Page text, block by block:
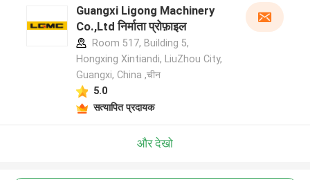
Guangxi Ligong Machinery
Co.,Ltd निर्माता प्रोफ़ाइल
Room 517, Building 5,
Hongxing Xintiandi, LiuZhou City,
Guangxi, China ,चीन
5.0
सत्यापित प्रदायक
और देखो